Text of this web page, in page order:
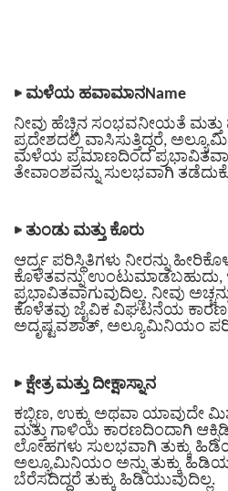
▶ ಮಳೆಯ ಹವಾಮಾನName
ನೀವು ಹೆಚ್ಚಿನ ಸಂಭವನೀಯತೆ
ಪ್ರದೇಶದಲ್ಲಿ ವಾಸಿಸುತ್ತಿದ್ದರೆ,
ಮಳೆಯ ಪ್ರಮಾಣದಿಂದ
ತೇವಾಂಶವನ್ನು ಸುಲಭವಾಗಿ
▶ ತುಂಡು ಮತ್ತು ಕೊರು
ಆರ್ದ್ರ ಪರಿಸ್ಥಿತಿಗಳು ನೀರನ್ನು
ಕೊಳೆತವನ್ನು
ಪ್ರಭಾವಿತವಾಗುವುದಿಲ್ಲ. ನೀವು
ಕೊಳೆತವು ಜೈವಿಕ ವಿಘಟನೆಯ
ಅದೃಷ್ಟವಶಾತ್, ಅಲ್ಯೂಮಿನಿಯಂ
▶ ಕ್ಷೇತ್ರ ಮತ್ತು ದೀಕ್ಷಾಸ್ನಾನ
ಕಬ್ಬಿಣ, ಉಕ್ಕು ಅಥವಾ ಯಾವುದೇ
ಮತ್ತು ಗಾಳಿಯ ಕಾರಣದಿಂದಾಗಿ
ಲೋಹಗಳು ಸುಲಭವಾಗಿ ತುಕ್ಕು
ಅಲ್ಯೂಮಿನಿಯಂ ಅನ್ನು ತುಕ್ಕು
ಬೆರೆಸದಿದ್ದರೆ ತುಕ್ಕು ಹಿಡಿಯುವುದಿಲ್ಲ.